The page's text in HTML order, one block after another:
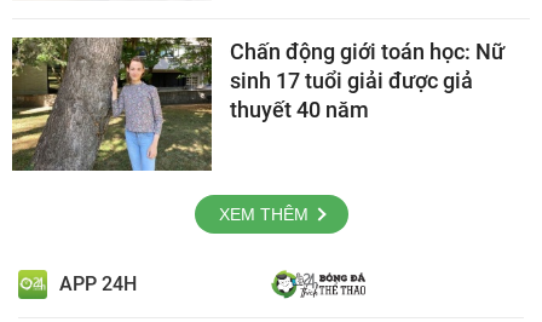
Chấn động giới toán học: Nữ
sinh 17 tuổi giải được giả
thuyết 40 năm
XEM THÊM
APP 24H